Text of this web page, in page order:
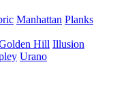
Manhattan Planks
Hill Illusion
Urano